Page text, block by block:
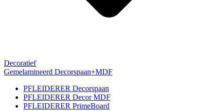
Decoratief
Gemelamineerd Decorspaan+MDF
PFLEIDERER Decorspaan
PFLEIDERER Decor MDF
PFLEIDERER PrimeBoard